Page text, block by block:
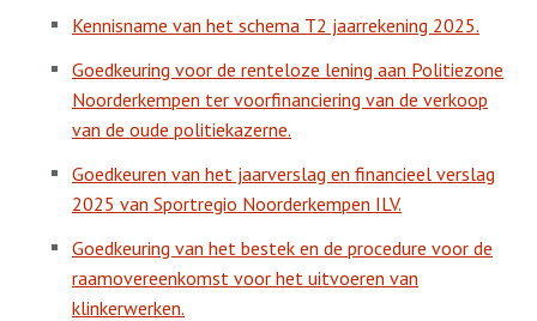
Kennisname van het schema T2 jaarrekening 2025.
Goedkeuring voor de renteloze lening aan Politiezone
Noorderkempen ter voorfinanciering van de verkoop
van de oude politiekazerne.
Goedkeuren van het jaarverslag en financieel verslag
2025 van Sportregio Noorderkempen ILV.
Goedkeuring van het bestek en de procedure voor de
raamovereenkomst voor het uitvoeren van
klinkerwerken.